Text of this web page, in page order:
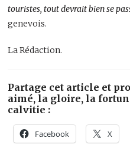
touristes, tout devrait bien se
genevois.
La Rédaction.
Partage cet article et
aimé, la gloire, la
calvitie :
Facebook X